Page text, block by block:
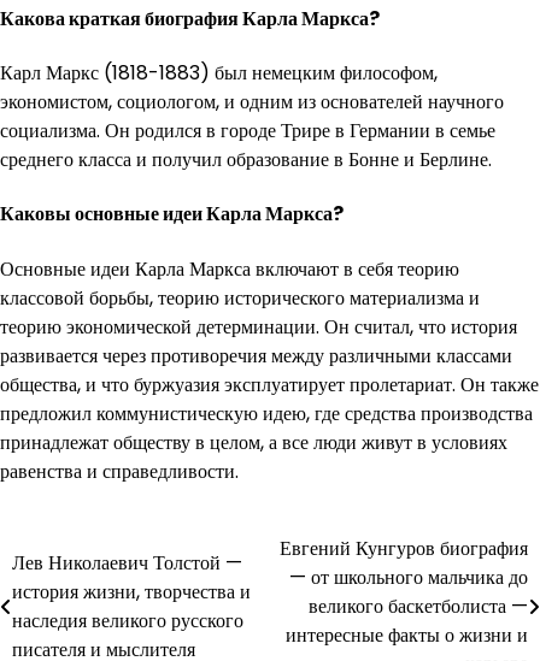
Какова краткая биография Карла Маркса?
Карл Маркс (1818-1883) был немецким философом,
экономистом, социологом, и одним из основателей научного
социализма. Он родился в городе Трире в Германии в семье
среднего класса и получил образование в Бонне и Берлине.
Каковы основные идеи Карла Маркса?
Основные идеи Карла Маркса включают в себя теорию
классовой борьбы, теорию исторического материализма и
теорию экономической детерминации. Он считал, что история
развивается через противоречия между различными классами
общества, и что буржуазия эксплуатирует пролетариат. Он также
предложил коммунистическую идею, где средства производства
принадлежат обществу в целом, а все люди живут в условиях
равенства и справедливости.
Навигация
по
записям
Лев Николаевич Толстой —
история жизни, творчества и
наследия великого русского
писателя и мыслителя
Евгений Кунгуров биография
— от школьного мальчика до
великого баскетболиста —
интересные факты о жизни и